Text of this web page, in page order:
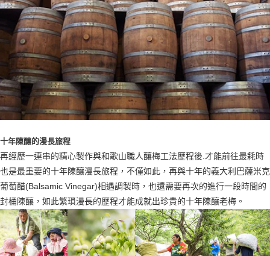
十年陳釀的漫長旅程
再經歷一連串的精心製作與和歌山職人釀梅工法歷程後.才能前往最耗時
也是最重要的十年陳釀漫長旅程，不僅如此，再與十年的義大利巴薩米克
葡萄醋(Balsamic Vinegar)相遇調製時，也還需要再次的進行一段時間的
封桶陳釀，如此繁瑣漫長的歷程才能成就出珍貴的十年陳釀老梅 。